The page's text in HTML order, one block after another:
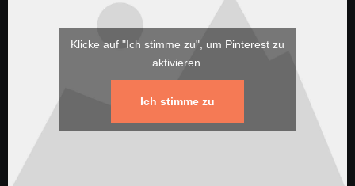
Klicke auf "Ich stimme zu", um Pinterest zu
aktivieren
Ich stimme zu